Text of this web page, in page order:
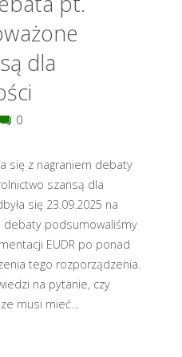
dla
0
się z nagraniem debaty
szansą dla
się 23.09.2025 na
podsumowaliśmy
EUDR po ponad
tego rozporządzenia.
na pytanie, czy
musi mieć…